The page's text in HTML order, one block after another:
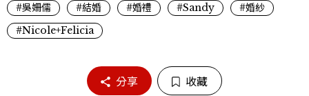
#吳姍儒 #結婚 #婚禮 #Sandy
#婚紗
#Nicole+Felicia
分享 收藏